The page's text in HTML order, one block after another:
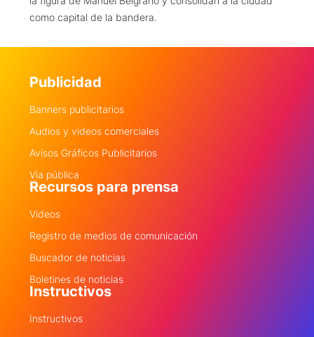
como capital de la bandera.
Publicidad
Banners publicitarios
Audios y videos comerciales
Avisos Gráficos Publicitarios
Via pública
Recursos para prensa
Videos
Registro de medios de comunicación
Buscador de noticias
Boletines de noticias
Instructivos
Instructivos